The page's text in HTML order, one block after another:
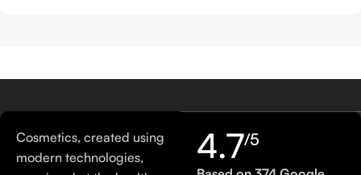
Cosmetics, created using
modern technologies,
4.7/5